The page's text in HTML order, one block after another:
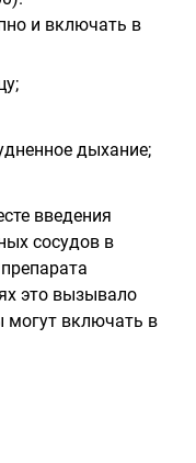
и включать в
дыхание;
введения
сосудов в
это вызывало
могут включать в